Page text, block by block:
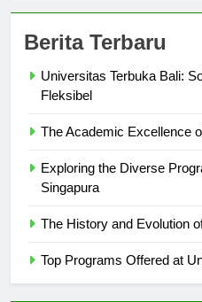
Universitas Terbuka Bali:
Exploring the Diverse